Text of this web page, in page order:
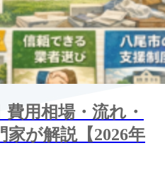
用相場・流れ・
が解説【2026年